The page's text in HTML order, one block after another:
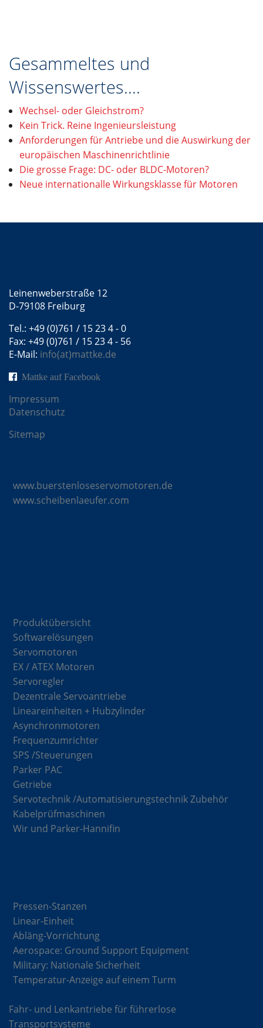
Gesammeltes und
Wissenswertes....
Wechsel- oder Gleichstrom?
Kein Trick. Reine Ingenieursleistung
Anforderungen für Antriebe und die Auswirkung der
europäischen Maschinenrichtlinie
Die grosse Frage: DC- oder BLDC-Motoren?
Neue internationalle Wirkungsklasse für Motoren
Leinenweberstraße 12
D-79108 Freiburg
Tel.: +49 (0)761 / 15 23 4 - 0
Fax: +49 (0)761 / 15 23 4 - 56
E-Mail: info(at)mattke.de
Mattke auf Facebook
Impressum
Datenschutz
Sitemap
www.buerstenloseservomotoren.de
www.scheibenlaeufer.com
Produktübersicht
Softwarelösungen
Servomotoren
EX / ATEX Motoren
Servoregler
Dezentrale Servoantriebe
Lineareinheiten + Hubzylinder
Asynchronmotoren
Frequenzumrichter
SPS /Steuerungen
Parker PAC
Getriebe
Servotechnik /Automatisierungstechnik Zubehör
Kabelprüfmaschinen
Wir und Parker-Hannifin
Pressen-Stanzen
Linear-Einheit
Abläng-Vorrichtung
Aerospace: Ground Support Equipment
Military: Nationale Sicherheit
Temperatur-Anzeige auf einem Turm
Fahr- und Lenkantriebe für führerlose
Transportsysteme